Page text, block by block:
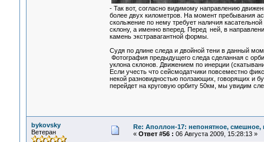
- Так вот, согласно видимому направлению
более двух километров. На момент пребывания
скольжение по нему требует наличия
склону, а именно вперед. Перед ней, в
камень экстравагантной формы.
Судя по длине следа и двойной тени в данный
Фотография предыдущего следа сделанная с
уклона склонов. Движением по инерции
Если учесть что сейсмодатчики повсеместно
некой разновидностью ползающих, говорящих и
перейдет на круговую орбиту 50км, мы увидим
bykovsky
Ветеран
Re: Аполлон-17: непонятное, смешное,
« Ответ #56 : 06 Августа 2009, 15:28:13 »